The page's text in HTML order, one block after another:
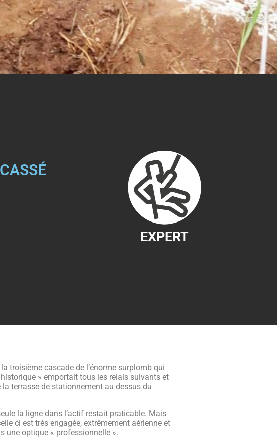
EXPERT
troisième cascade de l’énorme surplomb qui
» emportait tous les relais suivants et
terrasse de stationnement au dessus du
la ligne dans l’actif restait praticable. Mais
ci est très engagée, extrêmement aérienne et
une optique « professionnelle ».